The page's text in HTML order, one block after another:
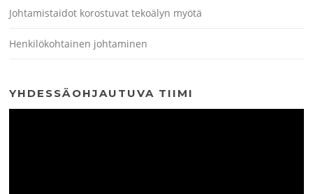
Johtamistaidot korostuvat tekoälyn myötä
Henkilökohtainen johtaminen
YHDESSÄOHJAUTUVA TIIMI